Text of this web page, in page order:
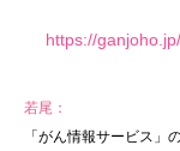
https://
若尾：
「がん情報サービス」